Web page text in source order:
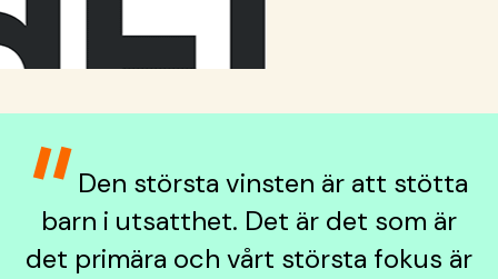
Den största vinsten är att stötta
barn i utsatthet. Det är det som är
det primära och vårt största fokus är